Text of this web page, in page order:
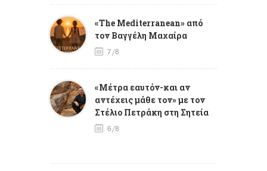
«The Mediterranean» από
τον Βαγγέλη Μαχαίρα
7/8
«Μέτρα εαυτόν-και αν
αντέχεις μάθε τον» με τον
Στέλιο Πετράκη στη Σητεία
6/8